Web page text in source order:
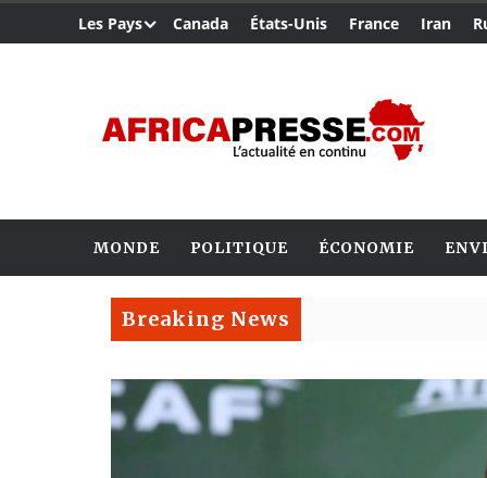
Les Pays Canada États-Unis France Iran
MONDE POLITIQUE ÉCONOMIE
Breaking News